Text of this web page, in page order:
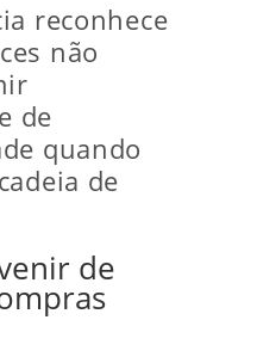
reconhece
não
de
quando
de
de